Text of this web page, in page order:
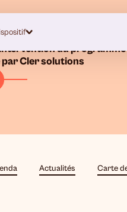
du
par Cler solutions
Actualités Carte